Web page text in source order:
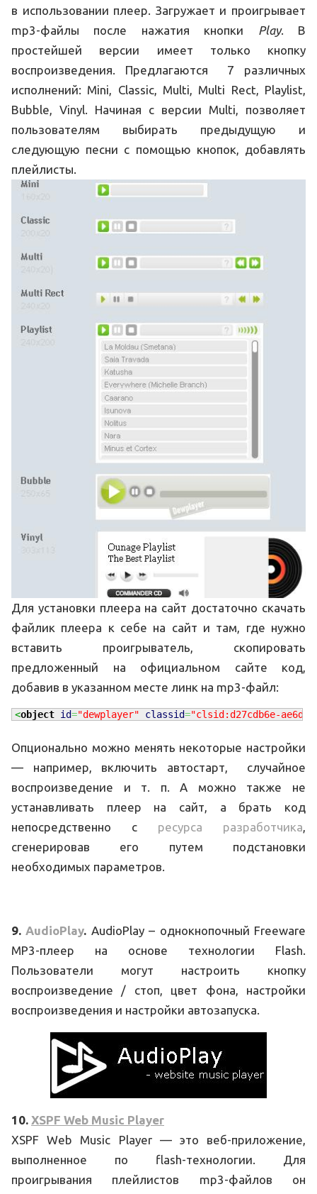
в использовании плеер. Загружает и проигрывает
mp3-файлы после нажатия кнопки Play. В
простейшей версии имеет только кнопку
воспроизведения. Предлагаются 7 различных
исполнений: Mini, Classic, Multi, Multi Rect, Playlist,
Bubble, Vinyl. Начиная с версии Multi, позволяет
пользователям выбирать предыдущую и
следующую песни с помощью кнопок, добавлять
плейлисты.
Для установки плеера на сайт достаточно скачать
файлик плеера к себе на сайт и там, где нужно
вставить проигрыватель, скопировать
предложенный на официальном сайте код,
добавив в указанном месте линк на mp3-файл:
<object id="dewplayer" classid="clsid:d27cdb6e-ae6d-
Опционально можно менять некоторые настройки
— например, включить автостарт, случайное
воспроизведение и т. п. А можно также не
устанавливать плеер на сайт, а брать код
непосредственно с ресурса разработчика
сгенерировав его путем подстановки
необходимых параметров.
9. AudioPlay. AudioPlay – однокнопочный Freeware
MP3-плеер на основе технологии Flash.
Пользователи могут настроить кнопку
воспроизведение / стоп, цвет фона, настройки
воспроизведения и настройки автозапуска.
10. XSPF Web Music Player
XSPF Web Music Player — это веб-приложение,
выполненное по flash-технологии. Для
проигрывания плейлистов mp3-файлов он